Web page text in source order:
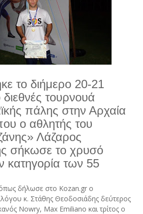
το διήμερο 20-21
διεθνές τουρνουά
πάλης στην Αρχαία
ο αθλητής του
Λάζαρος
σήκωσε το χρυσό
κατηγορία των 55
όπως δήλωσε στο Kozan.gr ο
κ. Στάθης Θεοδοσιάδης δεύτερος
Nowry, Max Emiliano και τρίτος ο